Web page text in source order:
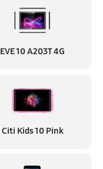
EVE 10 A203T 4G
Citi Kids 10 Pink